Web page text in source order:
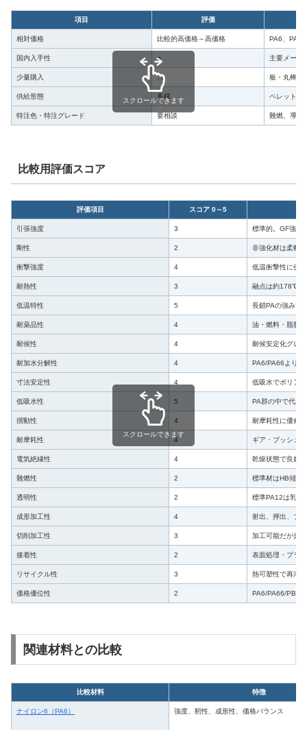
項目 評価
相対価格 比較的高価格～高価格 PA6、
国内入手性 ○ 主要メーカ
少量購入 △ 板・丸棒・
供給形態 多様 ペレット、
特注色・特注グレード 要相談 難燃、導電
スクロールできます
比較用評価スコア
評価項目 スコア 0～5
引張強度 3 標準的。GF強化
剛性 2 非強化材は柔軟
衝撃強度 4 低温衝撃性に優
耐熱性 3 融点は約178℃だ
低温特性 5 長鎖PAの強みで
耐薬品性 4 油・燃料・脂肪
耐候性 4 耐候安定化グレ
耐加水分解性 4 PA6/PA66より一
寸法安定性 4 低吸水でポリア
低吸水性 5 PA群の中で代表
摺動性 4 耐摩耗性に優れ
耐摩耗性 4 ギア・ブッシュ
電気絶縁性 4 乾燥状態で良好
難燃性 2 標準材はHB傾向
透明性 2 標準PA12は乳白
成形加工性 4 射出、押出、ブ
切削加工性 3 加工可能だが柔
接着性 2 表面処理・プラ
リサイクル性 3 熱可塑性で再溶
価格優位性 2 PA6/PA66/PBT/
スクロールできます
関連材料との比較
比較材料 特徴
ナイロン6（PA6） 強度、靭性、成形性、価格バランス